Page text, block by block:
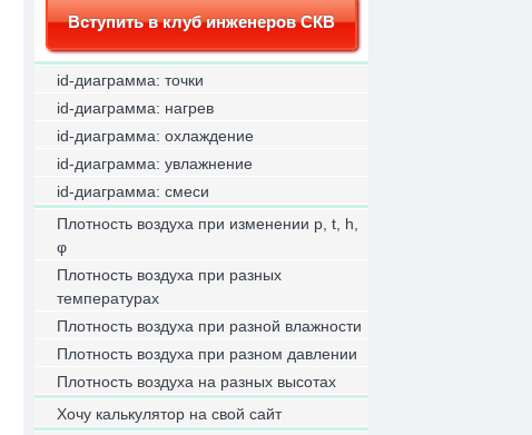
Вступить в клуб инженеров СКВ
id-диаграмма: точки
id-диаграмма: нагрев
id-диаграмма: охлаждение
id-диаграмма: увлажнение
id-диаграмма: смеси
Плотность воздуха при изменении p, t, h,
φ
Плотность воздуха при разных
температурах
Плотность воздуха при разной влажности
Плотность воздуха при разном давлении
Плотность воздуха на разных высотах
Хочу калькулятор на свой сайт